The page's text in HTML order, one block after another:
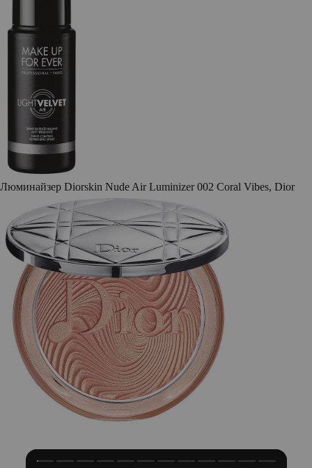
Люминайзер Diorskin Nude Air Luminizer 002 Coral Vibes, Dior